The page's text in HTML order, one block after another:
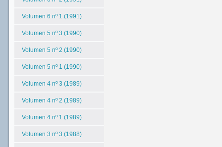
Volumen 6 nº 1 (1991)
Volumen 5 nº 3 (1990)
Volumen 5 nº 2 (1990)
Volumen 5 nº 1 (1990)
Volumen 4 nº 3 (1989)
Volumen 4 nº 2 (1989)
Volumen 4 nº 1 (1989)
Volumen 3 nº 3 (1988)